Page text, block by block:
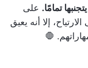
تمامًا. على
إلا أنه يعيق
🛑